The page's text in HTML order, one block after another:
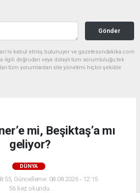
Gönder
kabul etmiş bulunuyor ve gazetesondakika.com
ilgili doğrudan veya dolaylı tüm sorumluluğu tek
tüm yorumlardan site yönetimi hiçbir şekilde
mi, Beşiktaş’a mı
geliyor?
DÜNYA
Güncelleme: 08.08.2026 - 12:15
56 kez okundu.